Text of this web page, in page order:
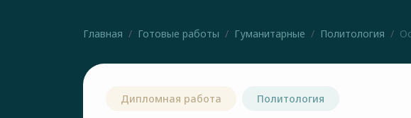
Главная Готовые работы Гуманитарные Политология
Дипломная работа Политология